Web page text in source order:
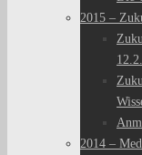
2015 –
2014 –